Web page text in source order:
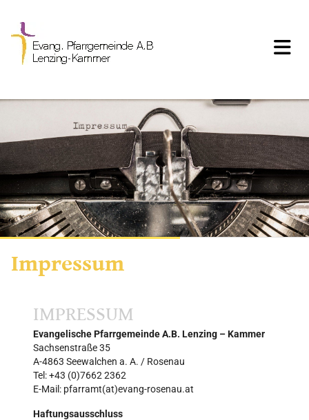
Impressum
IMPRESSUM
Evangelische Pfarrgemeinde A.B. Lenzing – Kammer
Sachsenstraße 35
A-4863 Seewalchen a. A. / Rosenau
Tel: +43 (0)7662 2362
E-Mail: pfarramt(at)evang-rosenau.at
Haftungsausschluss